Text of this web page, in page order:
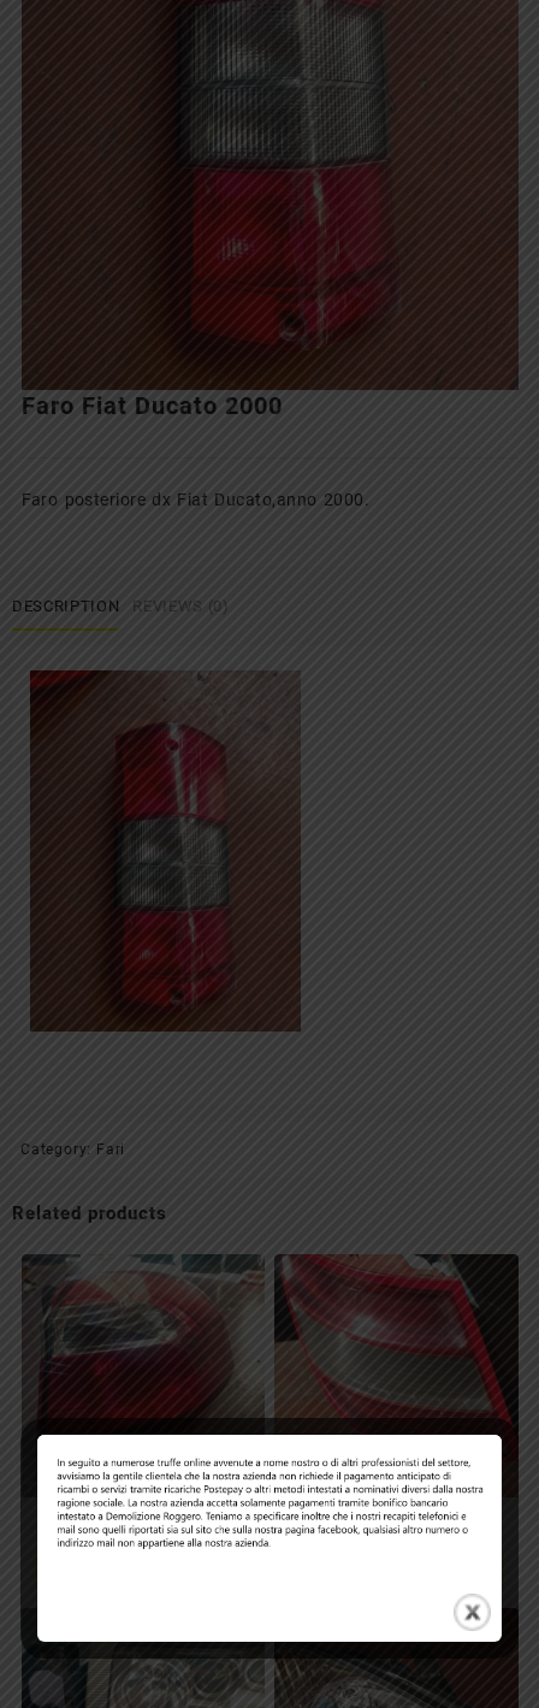
Faro Fiat Ducato 2000
Faro posteriore dx Fiat Ducato,anno 2000.
DESCRIPTION REVIEWS (0)
Category: Fari
Related products
Faro Kia Rio
Fari Mercedes Classe C